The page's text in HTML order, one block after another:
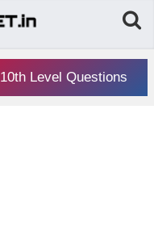
10th Level Questions